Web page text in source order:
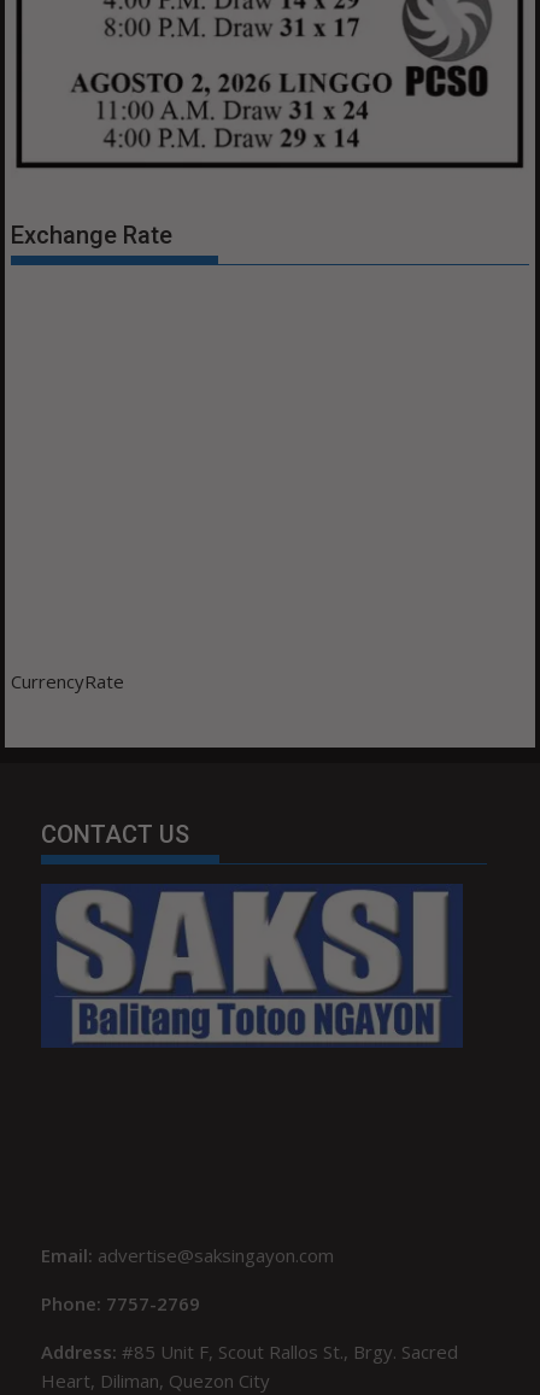
Exchange Rate
CurrencyRate
CONTACT US
Email: advertise@saksingayon.com
Phone: 7757-2769
Address:#85 Unit F, Scout Rallos St., Brgy. Sacred
Heart, Diliman, Quezon City